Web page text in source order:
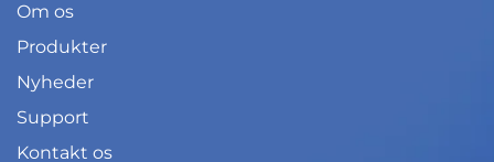
Om os
Produkter
Nyheder
Support
Kontakt os